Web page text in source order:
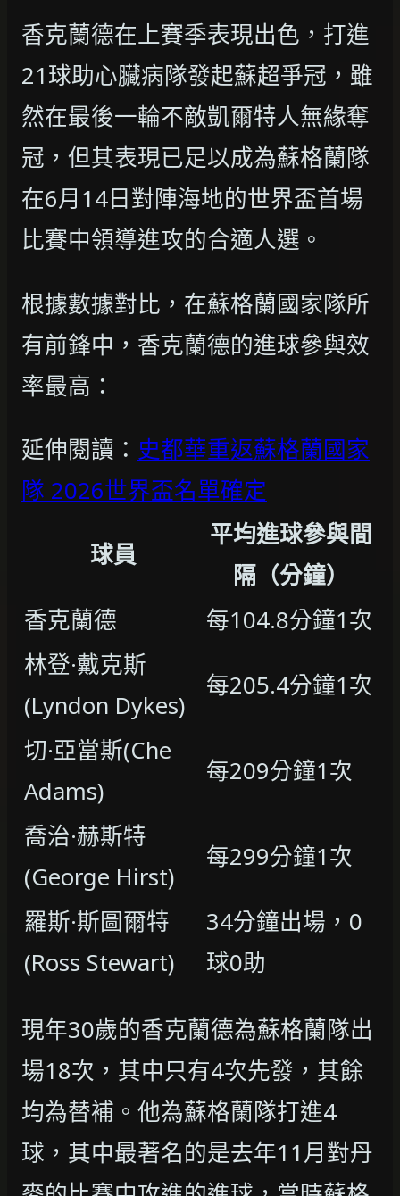
香克蘭德在上賽季表現出色，打進
21球助心臟病隊發起蘇超爭冠，雖
然在最後一輪不敵凱爾特人無緣奪
冠，但其表現已足以成為蘇格蘭隊
在6月14日對陣海地的世界盃首場
比賽中領導進攻的合適人選。
根據數據對比，在蘇格蘭國家隊所
有前鋒中，香克蘭德的進球參與效
率最高：
延伸閱讀： 史都華重返蘇格蘭國家
隊 2026世界盃名單確定
球員
平均進球參與間
隔（分鐘）
香克蘭德
每104.8分鐘1次
林登·戴克斯
(Lyndon Dykes)
每205.4分鐘1次
切·亞當斯(Che
Adams)
每209分鐘1次
喬治·赫斯特
(George Hirst)
每299分鐘1次
羅斯·斯圖爾特
(Ross Stewart)
34分鐘出場，0
球0助
現年30歲的香克蘭德為蘇格蘭隊出
場18次，其中只有4次先發，其餘
均為替補。他為蘇格蘭隊打進4
球，其中最著名的是去年11月對丹